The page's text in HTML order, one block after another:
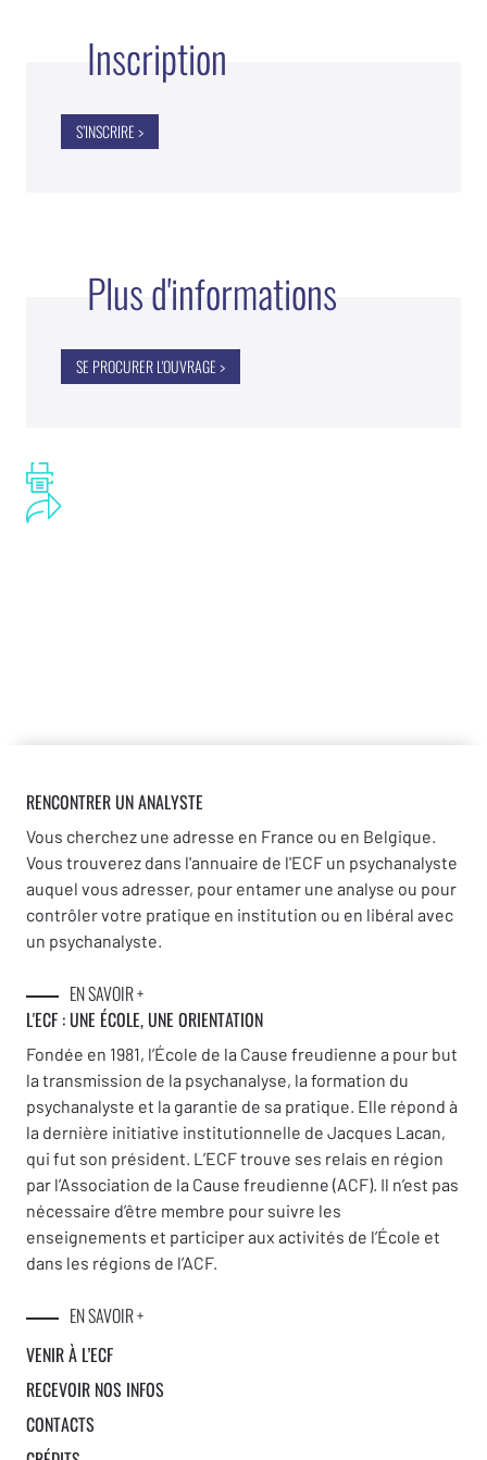
Inscription
S’INSCRIRE >
Plus d'informations
SE PROCURER L'OUVRAGE >
RENCONTRER UN ANALYSTE
Vous cherchez une adresse en France ou en Belgique.
Vous trouverez dans l'annuaire de l'ECF un psychanalyste
auquel vous adresser, pour entamer une analyse ou pour
contrôler votre pratique en institution ou en libéral avec
un psychanalyste.
EN SAVOIR +
L'ECF : UNE ÉCOLE, UNE ORIENTATION
Fondée en 1981, l’École de la Cause freudienne a pour but
la transmission de la psychanalyse, la formation du
psychanalyste et la garantie de sa pratique. Elle répond à
la dernière initiative institutionnelle de Jacques Lacan,
qui fut son président. L’ECF trouve ses relais en région
par l’Association de la Cause freudienne (ACF). Il n’est pas
nécessaire d’être membre pour suivre les
enseignements et participer aux activités de l’École et
dans les régions de l’ACF.
EN SAVOIR +
VENIR À L’ECF
RECEVOIR NOS INFOS
CONTACTS